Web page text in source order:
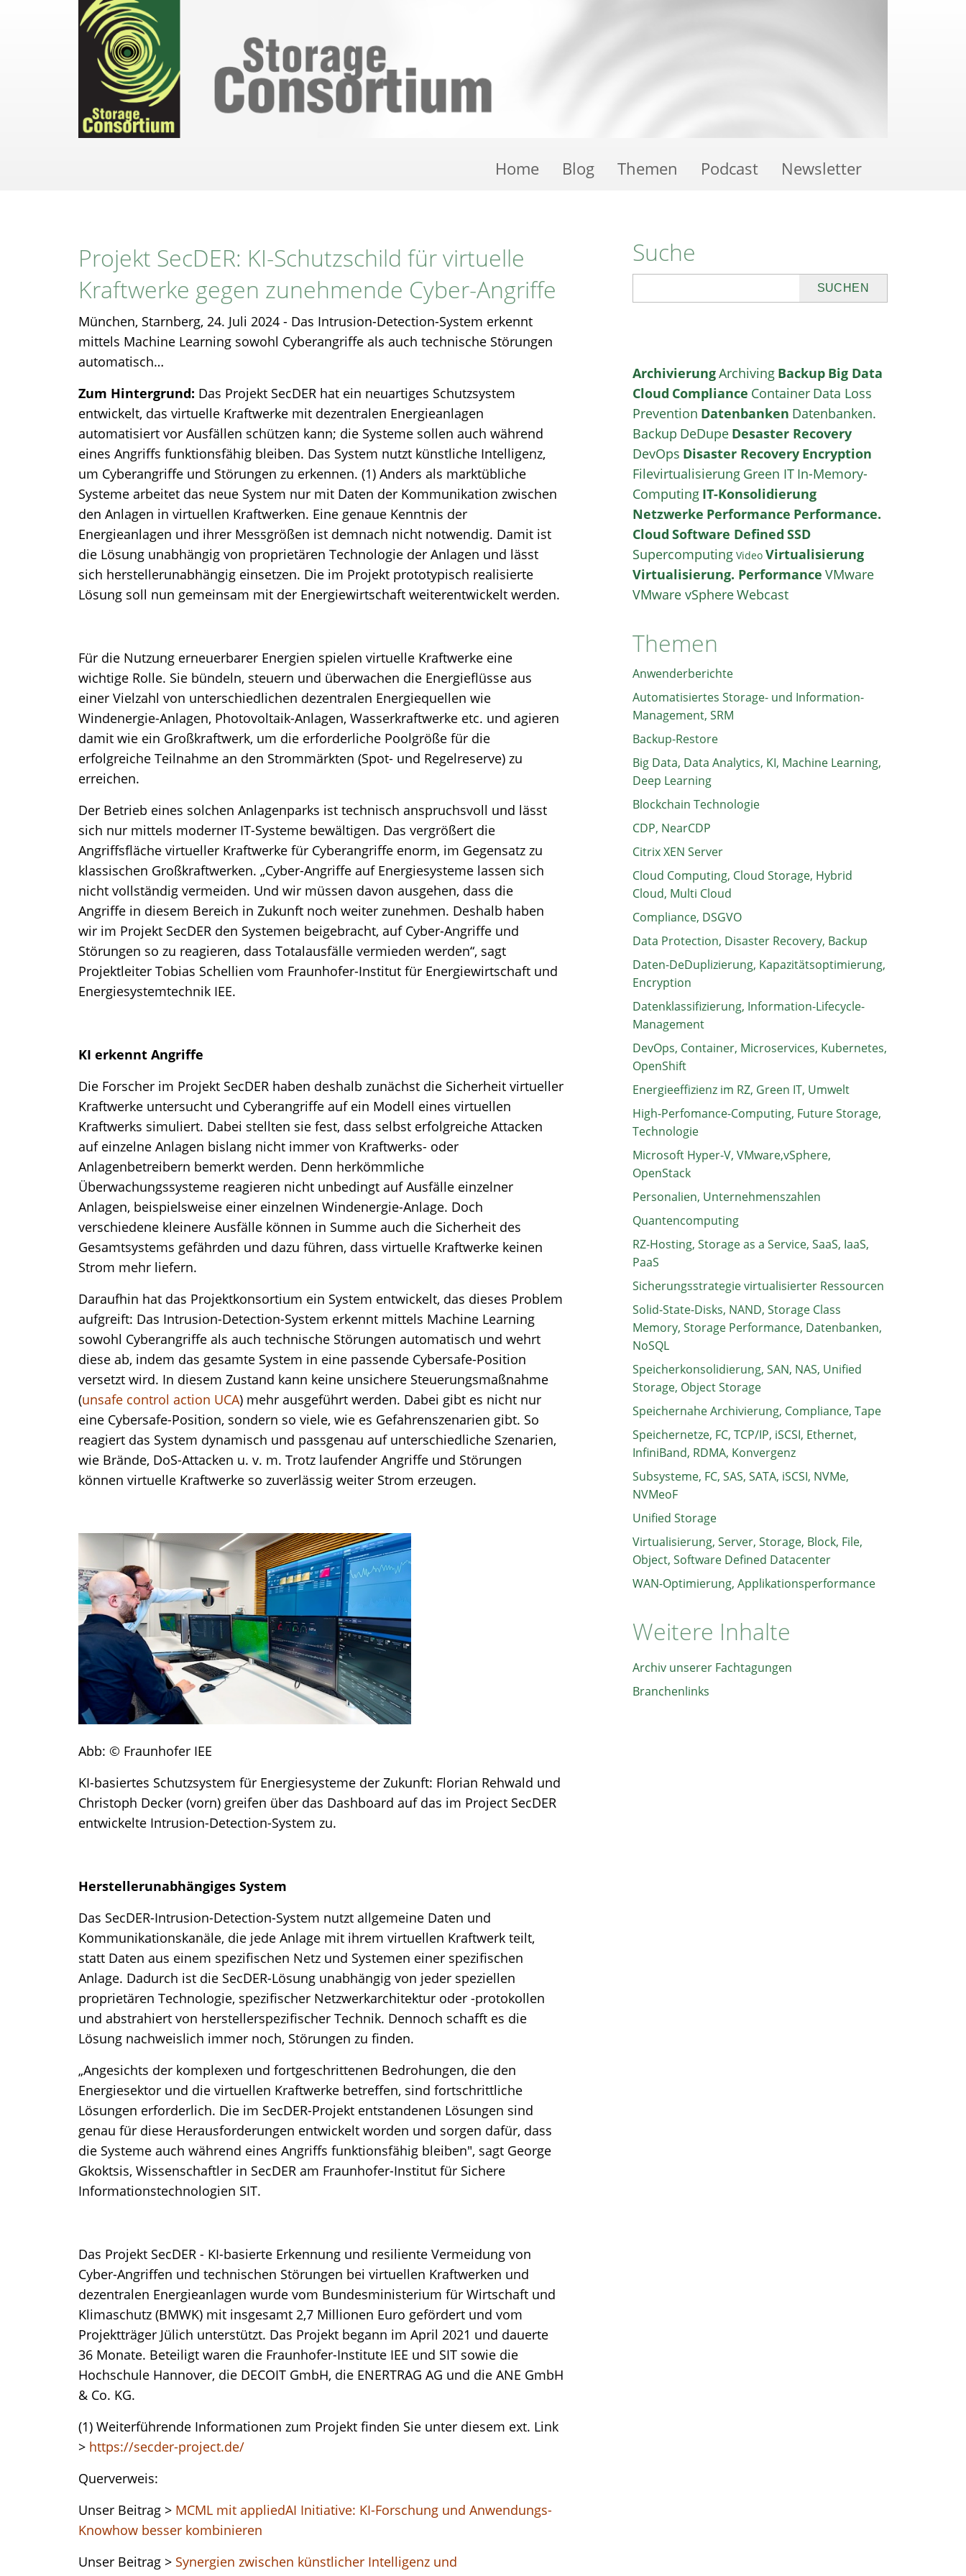
Home Blog Themen Podcast Newsletter
Projekt SecDER: KI-Schutzschild für virtuelle
Kraftwerke gegen zunehmende Cyber-Angriffe
München, Starnberg, 24. Juli 2024 - Das Intrusion-Detection-System erkennt
mittels Machine Learning sowohl Cyberangriffe als auch technische Störungen
automatisch…
Zum Hintergrund: Das Projekt SecDER hat ein neuartiges Schutzsystem
entwickelt, das virtuelle Kraftwerke mit dezentralen Energieanlagen
automatisiert vor Ausfällen schützen kann; die Systeme sollen auch während
eines Angriffs funktionsfähig bleiben. Das System nutzt künstliche Intelligenz,
um Cyberangriffe und Störungen zu erkennen. (1) Anders als marktübliche
Systeme arbeitet das neue System nur mit Daten der Kommunikation zwischen
den Anlagen in virtuellen Kraftwerken. Eine genaue Kenntnis der
Energieanlagen und ihrer Messgrößen ist demnach nicht notwendig. Damit ist
die Lösung unabhängig von proprietären Technologie der Anlagen und lässt
sich herstellerunabhängig einsetzen. Die im Projekt prototypisch realisierte
Lösung soll nun gemeinsam mit der Energiewirtschaft weiterentwickelt werden.
Für die Nutzung erneuerbarer Energien spielen virtuelle Kraftwerke eine
wichtige Rolle. Sie bündeln, steuern und überwachen die Energieflüsse aus
einer Vielzahl von unterschiedlichen dezentralen Energiequellen wie
Windenergie-Anlagen, Photovoltaik-Anlagen, Wasserkraftwerke etc. und agieren
damit wie ein Großkraftwerk, um die erforderliche Poolgröße für die
erfolgreiche Teilnahme an den Strommärkten (Spot- und Regelreserve) zu
erreichen.
Der Betrieb eines solchen Anlagenparks ist technisch anspruchsvoll und lässt
sich nur mittels moderner IT-Systeme bewältigen. Das vergrößert die
Angriffsfläche virtueller Kraftwerke für Cyberangriffe enorm, im Gegensatz zu
klassischen Großkraftwerken. „Cyber-Angriffe auf Energiesysteme lassen sich
nicht vollständig vermeiden. Und wir müssen davon ausgehen, dass die
Angriffe in diesem Bereich in Zukunft noch weiter zunehmen. Deshalb haben
wir im Projekt SecDER den Systemen beigebracht, auf Cyber-Angriffe und
Störungen so zu reagieren, dass Totalausfälle vermieden werden“, sagt
Projektleiter Tobias Schellien vom Fraunhofer-Institut für Energiewirtschaft und
Energiesystemtechnik IEE.
KI erkennt Angriffe
Die Forscher im Projekt SecDER haben deshalb zunächst die Sicherheit virtueller
Kraftwerke untersucht und Cyberangriffe auf ein Modell eines virtuellen
Kraftwerks simuliert. Dabei stellten sie fest, dass selbst erfolgreiche Attacken
auf einzelne Anlagen bislang nicht immer von Kraftwerks- oder
Anlagenbetreibern bemerkt werden. Denn herkömmliche
Überwachungssysteme reagieren nicht unbedingt auf Ausfälle einzelner
Anlagen, beispielsweise einer einzelnen Windenergie-Anlage. Doch
verschiedene kleinere Ausfälle können in Summe auch die Sicherheit des
Gesamtsystems gefährden und dazu führen, dass virtuelle Kraftwerke keinen
Strom mehr liefern.
Daraufhin hat das Projektkonsortium ein System entwickelt, das dieses Problem
aufgreift: Das Intrusion-Detection-System erkennt mittels Machine Learning
sowohl Cyberangriffe als auch technische Störungen automatisch und wehrt
diese ab, indem das gesamte System in eine passende Cybersafe-Position
versetzt wird. In diesem Zustand kann keine unsichere Steuerungsmaßnahme
(unsafe control action UCA) mehr ausgeführt werden. Dabei gibt es nicht nur
eine Cybersafe-Position, sondern so viele, wie es Gefahrenszenarien gibt. So
reagiert das System dynamisch und passgenau auf unterschiedliche Szenarien,
wie Brände, DoS-Attacken u. v. m. Trotz laufender Angriffe und Störungen
können virtuelle Kraftwerke so zuverlässig weiter Strom erzeugen.
Abb: © Fraunhofer IEE
KI-basiertes Schutzsystem für Energiesysteme der Zukunft: Florian Rehwald und
Christoph Decker (vorn) greifen über das Dashboard auf das im Project SecDER
entwickelte Intrusion-Detection-System zu.
Herstellerunabhängiges System
Das SecDER-Intrusion-Detection-System nutzt allgemeine Daten und
Kommunikationskanäle, die jede Anlage mit ihrem virtuellen Kraftwerk teilt,
statt Daten aus einem spezifischen Netz und Systemen einer spezifischen
Anlage. Dadurch ist die SecDER-Lösung unabhängig von jeder speziellen
proprietären Technologie, spezifischer Netzwerkarchitektur oder -protokollen
und abstrahiert von herstellerspezifischer Technik. Dennoch schafft es die
Lösung nachweislich immer noch, Störungen zu finden.
„Angesichts der komplexen und fortgeschrittenen Bedrohungen, die den
Energiesektor und die virtuellen Kraftwerke betreffen, sind fortschrittliche
Lösungen erforderlich. Die im SecDER-Projekt entstandenen Lösungen sind
genau für diese Herausforderungen entwickelt worden und sorgen dafür, dass
die Systeme auch während eines Angriffs funktionsfähig bleiben", sagt George
Gkoktsis, Wissenschaftler in SecDER am Fraunhofer-Institut für Sichere
Informationstechnologien SIT.
Das Projekt SecDER - KI-basierte Erkennung und resiliente Vermeidung von
Cyber-Angriffen und technischen Störungen bei virtuellen Kraftwerken und
dezentralen Energieanlagen wurde vom Bundesministerium für Wirtschaft und
Klimaschutz (BMWK) mit insgesamt 2,7 Millionen Euro gefördert und vom
Projektträger Jülich unterstützt. Das Projekt begann im April 2021 und dauerte
36 Monate. Beteiligt waren die Fraunhofer-Institute IEE und SIT sowie die
Hochschule Hannover, die DECOIT GmbH, die ENERTRAG AG und die ANE GmbH
& Co. KG.
(1) Weiterführende Informationen zum Projekt finden Sie unter diesem ext. Link
> https://secder-project.de/
Querverweis:
Unser Beitrag > MCML mit appliedAI Initiative: KI-Forschung und Anwendungs-
Knowhow besser kombinieren
Unser Beitrag > Synergien zwischen künstlicher Intelligenz und
Suche
ArchivierungArchiving Backup Big Data
Cloud Compliance Container Data Loss
Prevention Datenbanken Datenbanken.
Backup DeDupe Desaster Recovery
DevOps Disaster Recovery Encryption
Filevirtualisierung Green IT In-Memory-
Computing IT-Konsolidierung
Netzwerke Performance Performance.
Cloud Software Defined SSD
Supercomputing Video Virtualisierung
Virtualisierung. Performance VMware
VMware vSphereWebcast
Themen
Anwenderberichte
Automatisiertes Storage- und Information-
Management, SRM
Backup-Restore
Big Data, Data Analytics, KI, Machine Learning,
Deep Learning
Blockchain Technologie
CDP, NearCDP
Citrix XEN Server
Cloud Computing, Cloud Storage, Hybrid
Cloud, Multi Cloud
Compliance, DSGVO
Data Protection, Disaster Recovery, Backup
Daten-DeDuplizierung, Kapazitätsoptimierung,
Encryption
Datenklassifizierung, Information-Lifecycle-
Management
DevOps, Container, Microservices, Kubernetes,
OpenShift
Energieeffizienz im RZ, Green IT, Umwelt
High-Perfomance-Computing, Future Storage,
Technologie
Microsoft Hyper-V, VMware,vSphere,
OpenStack
Personalien, Unternehmenszahlen
Quantencomputing
RZ-Hosting, Storage as a Service, SaaS, IaaS,
PaaS
Sicherungsstrategie virtualisierter Ressourcen
Solid-State-Disks, NAND, Storage Class
Memory, Storage Performance, Datenbanken,
NoSQL
Speicherkonsolidierung, SAN, NAS, Unified
Storage, Object Storage
Speichernahe Archivierung, Compliance, Tape
Speichernetze, FC, TCP/IP, iSCSI, Ethernet,
InfiniBand, RDMA, Konvergenz
Subsysteme, FC, SAS, SATA, iSCSI, NVMe,
NVMeoF
Unified Storage
Virtualisierung, Server, Storage, Block, File,
Object, Software Defined Datacenter
WAN-Optimierung, Applikationsperformance
Weitere Inhalte
Archiv unserer Fachtagungen
Branchenlinks